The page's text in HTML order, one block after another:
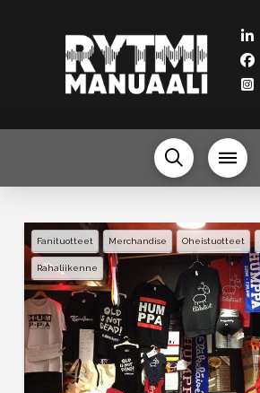
Fanituotteet Merchandise Oheistuotteet
Rahaliikenne